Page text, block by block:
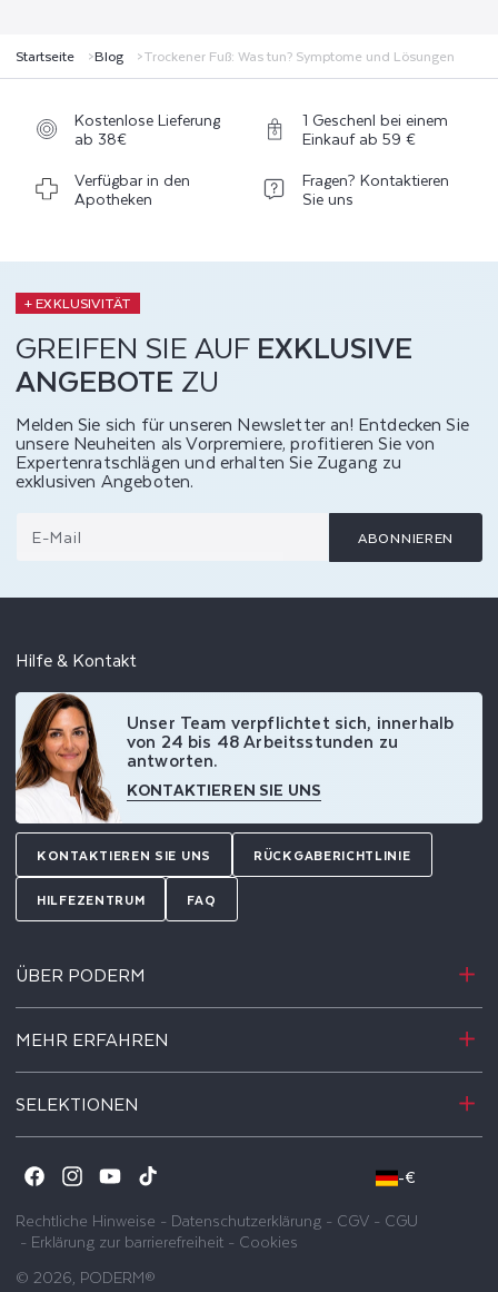
Startseite Blog Trockener Fuß: Was tun? Symptome und Lösungen
Kostenlose Lieferung
ab 38€
1 Geschenl bei einem
Einkauf ab 59 €
Verfügbar in den
Apotheken
Fragen? Kontaktieren
Sie uns
+ EXKLUSIVITÄT
GREIFEN SIE AUFEXKLUSIVE
ANGEBOTE ZU
Melden Sie sich für unseren Newsletter an! Entdecken Sie
unsere Neuheiten als Vorpremiere, profitieren Sie von
Expertenratschlägen und erhalten Sie Zugang zu
exklusiven Angeboten.
E-Mail ABONNIEREN
Hilfe & Kontakt
Unser Team verpflichtet sich, innerhalb
von 24 bis 48 Arbeitsstunden zu
antworten.
KONTAKTIEREN SIE UNS
KONTAKTIEREN SIE UNS RÜCKGABERICHTLINIE
HILFEZENTRUM FAQ
ÜBER PODERM
MEHR ERFAHREN
SELEKTIONEN
FacebookInstagramYouTubeTikTok -€
Rechtliche Hinweise - Datenschutzerklärung - CGV - CGU
- Erklärung zur barrierefreiheit - Cookies
© 2026, PODERM®